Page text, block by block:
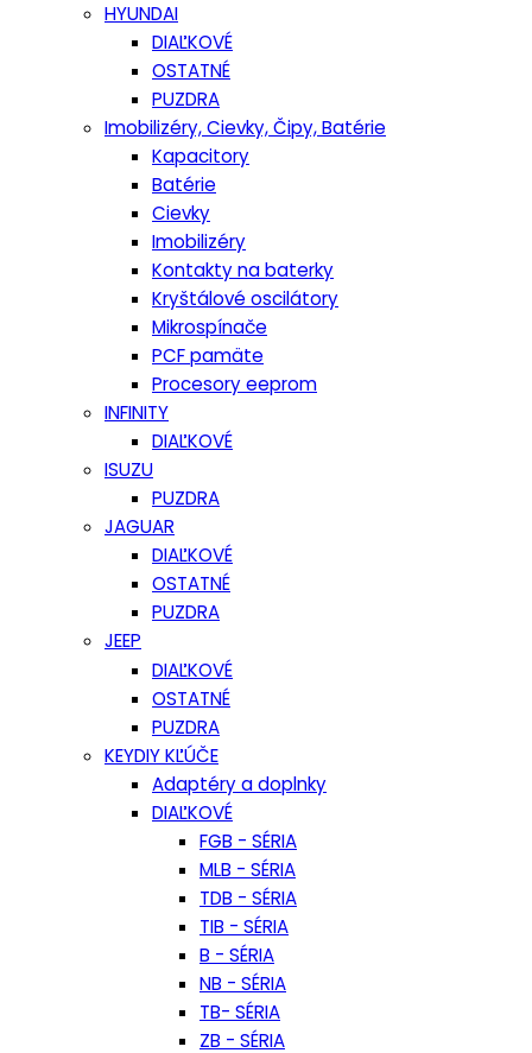
HYUNDAI
DIAĽKOVÉ
OSTATNÉ
PUZDRA
Imobilizéry, Cievky, Čipy, Batérie
Kapacitory
Batérie
Cievky
Imobilizéry
Kontakty na baterky
Kryštálové oscilátory
Mikrospínače
PCF pamäte
Procesory eeprom
INFINITY
DIAĽKOVÉ
ISUZU
PUZDRA
JAGUAR
DIAĽKOVÉ
OSTATNÉ
PUZDRA
JEEP
DIAĽKOVÉ
OSTATNÉ
PUZDRA
KEYDIY KĽÚČE
Adaptéry a doplnky
DIAĽKOVÉ
FGB - SÉRIA
MLB - SÉRIA
TDB - SÉRIA
TIB - SÉRIA
B - SÉRIA
NB - SÉRIA
TB- SÉRIA
ZB - SÉRIA